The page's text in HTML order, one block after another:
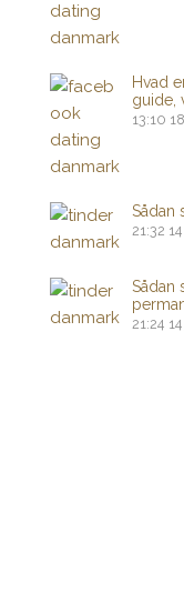
Hvad
guide,
13:10
Sådan
21:32
Sådan
21:24